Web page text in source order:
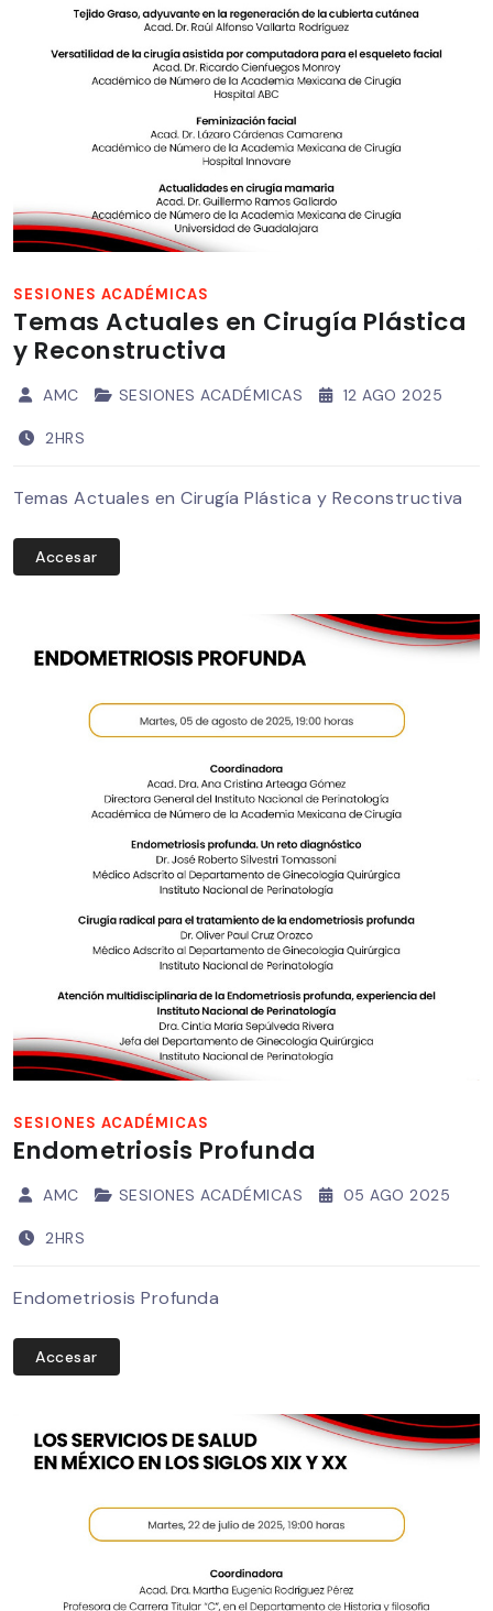
SESIONES ACADÉMICAS
Temas Actuales en Cirugía Plástica
y Reconstructiva
AMC SESIONES ACADÉMICAS 12 AGO 2025
2HRS
Temas Actuales en Cirugía Plástica y Reconstructiva
Accesar
SESIONES ACADÉMICAS
Endometriosis Profunda
AMC SESIONES ACADÉMICAS 05 AGO 2025
2HRS
Endometriosis Profunda
Accesar